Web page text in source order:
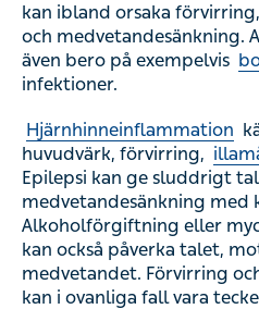
kan ibland orsaka
och medvetandesänkning.
även bero på exempelvis
infektioner.
Hjärnhinneinflammation
huvudvärk, förvirring,
Epilepsi kan ge sluddrigt
medvetandesänkning med
Alkoholförgiftning eller
kan också påverka talet,
medvetandet. Förvirring
kan i ovanliga fall vara